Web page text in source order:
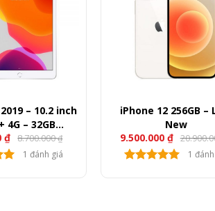
– 10.2 inch
4G – 32GB
₫ 8.700.000₫
1 đánh giá
iPhone 12 256GB –
New
9.500.000 ₫
1